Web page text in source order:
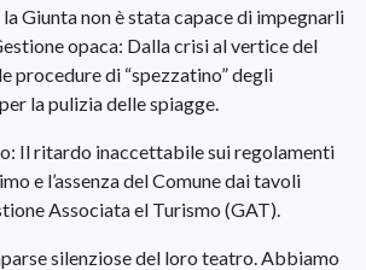
Giunta non è stata capace di impegnarli
opaca: Dalla crisi al vertice del
procedure di “spezzatino” degli
la pulizia delle spiagge.
Il ritardo inaccettabile sui regolamenti
e l’assenza del Comune dai tavoli
Associata el Turismo (GAT).
silenziose del loro teatro. Abbiamo